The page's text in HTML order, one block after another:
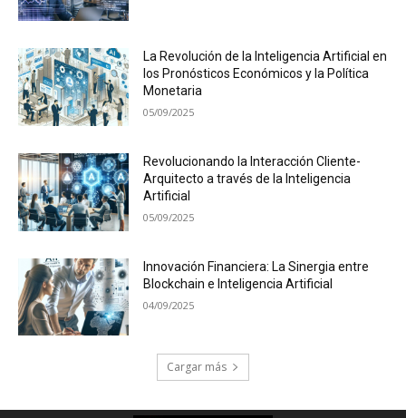
La Revolución de la Inteligencia Artificial en
los Pronósticos Económicos y la Política
Monetaria
05/09/2025
Revolucionando la Interacción Cliente-
Arquitecto a través de la Inteligencia
Artificial
05/09/2025
Innovación Financiera: La Sinergia entre
Blockchain e Inteligencia Artificial
04/09/2025
Cargar más